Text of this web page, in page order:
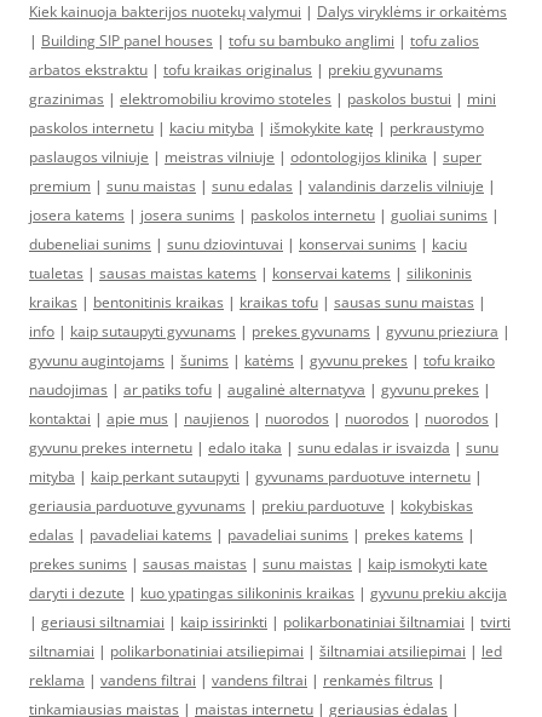
Kiek kainuoja bakterijos nuotekų valymui | Dalys viryklėms ir orkaitėms
| Building SIP panel houses | tofu su bambuko anglimi | tofu zalios
arbatos ekstraktu | tofu kraikas originalus | prekiu gyvunams
grazinimas | elektromobiliu krovimo stoteles | paskolos bustui | mini
paskolos internetu | kaciu mityba | išmokykite katę | perkraustymo
paslaugos vilniuje | meistras vilniuje | odontologijos klinika | super
premium | sunu maistas | sunu edalas | valandinis darzelis vilniuje |
josera katems | josera sunims | paskolos internetu | guoliai sunims |
dubeneliai sunims | sunu dziovintuvai | konservai sunims | kaciu
tualetas | sausas maistas katems | konservai katems | silikoninis
kraikas | bentonitinis kraikas | kraikas tofu | sausas sunu maistas |
info | kaip sutaupyti gyvunams | prekes gyvunams | gyvunu prieziura |
gyvunu augintojams | šunims | katėms | gyvunu prekes | tofu kraiko
naudojimas | ar patiks tofu | augalinė alternatyva | gyvunu prekes |
kontaktai | apie mus | naujienos | nuorodos | nuorodos | nuorodos |
gyvunu prekes internetu | edalo itaka | sunu edalas ir isvaizda | sunu
mityba | kaip perkant sutaupyti | gyvunams parduotuve internetu |
geriausia parduotuve gyvunams | prekiu parduotuve | kokybiskas
edalas | pavadeliai katems | pavadeliai sunims | prekes katems |
prekes sunims | sausas maistas | sunu maistas | kaip ismokyti kate
daryti i dezute | kuo ypatingas silikoninis kraikas | gyvunu prekiu akcija
| geriausi siltnamiai | kaip issirinkti | polikarbonatiniai šiltnamiai | tvirti
siltnamiai | polikarbonatiniai atsiliepimai | šiltnamiai atsiliepimai | led
reklama | vandens filtrai | vandens filtrai | renkamės filtrus |
tinkamiausias maistas | maistas internetu | geriausias ėdalas |